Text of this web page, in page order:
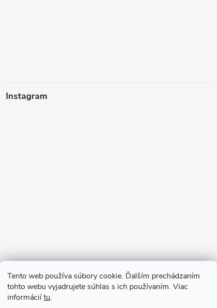
Tento web používa súbory cookie. Ďalším prechádzaním
tohto webu vyjadrujete súhlas s ich používaním. Viac
informáciítu.
Instagram
Sledovať na Instagrame